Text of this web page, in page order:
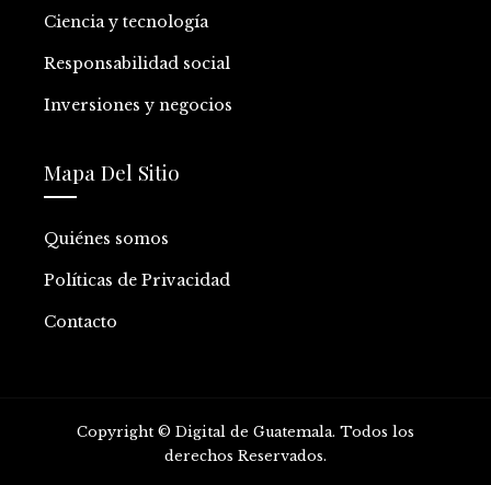
Ciencia y tecnología
Responsabilidad social
Inversiones y negocios
Mapa Del Sitio
Quiénes somos
Políticas de Privacidad
Contacto
Copyright © Digital de Guatemala. Todos los
derechos Reservados.